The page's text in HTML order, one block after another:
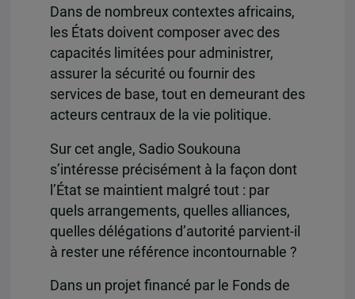
Dans de nombreux contextes africains,
les États doivent composer avec des
capacités limitées pour administrer,
assurer la sécurité ou fournir des
services de base, tout en demeurant des
acteurs centraux de la vie politique.
Sur cet angle, Sadio Soukouna
s’intéresse précisément à la façon dont
l’État se maintient malgré tout : par
quels arrangements, quelles alliances,
quelles délégations d’autorité parvient-il
à rester une référence incontournable ?
Dans un projet financé par le Fonds de